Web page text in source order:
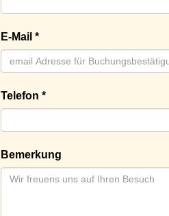
E-Mail *
Telefon *
Bemerkung